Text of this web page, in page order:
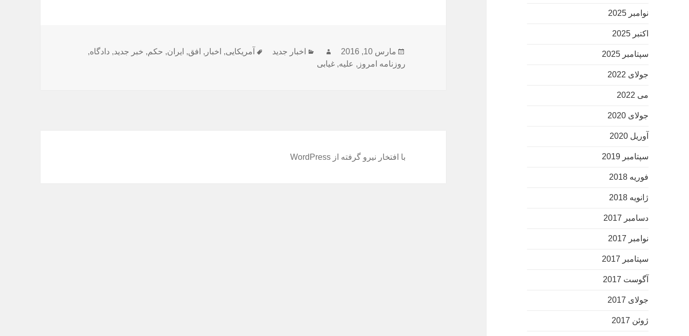
نوامبر 2025
اکتبر 2025
سپتامبر 2025
جولای 2022
می 2022
جولای 2020
آوریل 2020
سپتامبر 2019
فوریه 2018
ژانویه 2018
دسامبر 2017
نوامبر 2017
سپتامبر 2017
آگوست 2017
جولای 2017
ژوئن 2017
ارسال
شده
مارس 10, 2016 نویسندهدسته‌ها
اخبار جدید برچسب‌ها
آمریکایی, اخبار , افق, ایران, حکم, خبر جدید, دادگاه,
روزنامه امروز , علیه,غیابی
با افتخار نیرو گرفته از WordPress